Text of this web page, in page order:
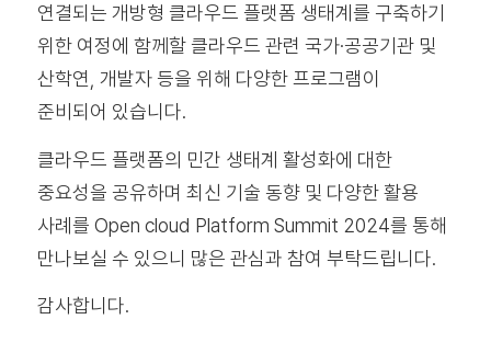
연결되는 개방형 클라우드 플랫폼 생태계를 구축하기
위한 여정에 함께할 클라우드 관련 국가·공공기관 및
산학연, 개발자 등을 위해 다양한 프로그램이
준비되어 있습니다.
클라우드 플랫폼의 민간 생태계 활성화에 대한
중요성을 공유하며 최신 기술 동향 및 다양한 활용
사례를 Open cloud Platform Summit 2024를 통해
만나보실 수 있으니 많은 관심과 참여 부탁드립니다.
감사합니다.